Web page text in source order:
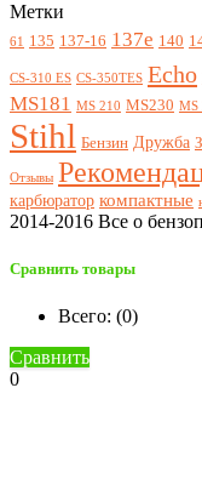
Метки
61 135 137-16 137e 140
CS-310 ES CS-350TES Echo
MS181 MS 210 MS230 MS
Stihl Бензин Дружба
Отзывы
карбюратор компактные
2014-2016 Все о
Сравнить товары
Всего: (0)
Сравнить
0